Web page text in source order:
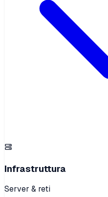
Infrastruttura
Server & reti